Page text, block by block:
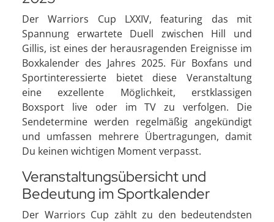
Der Warriors Cup LXXIV, featuring das mit
Spannung erwartete Duell zwischen Hill und
Gillis, ist eines der herausragenden Ereignisse im
Boxkalender des Jahres 2025. Für Boxfans und
Sportinteressierte bietet diese Veranstaltung
eine exzellente Möglichkeit, erstklassigen
Boxsport live oder im TV zu verfolgen. Die
Sendetermine werden regelmäßig angekündigt
und umfassen mehrere Übertragungen, damit
Du keinen wichtigen Moment verpasst.
Veranstaltungsübersicht und
Bedeutung im Sportkalender
Der Warriors Cup zählt zu den bedeutendsten